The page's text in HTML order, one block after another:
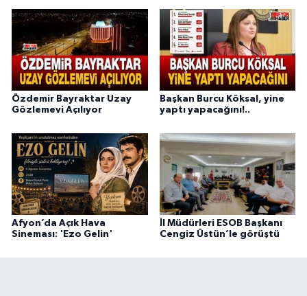
Özdemir Bayraktar Uzay
Gözlemevi Açılıyor
Başkan Burcu Köksal, yine
yaptı yapacağını!..
Afyon’da Açık Hava
Sineması: 'Ezo Gelin'
İl Müdürleri ESOB Başkanı
Cengiz Üstün’le görüştü